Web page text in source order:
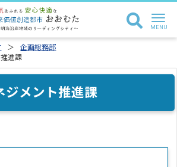
企画総務部
進課
ジメント推進課